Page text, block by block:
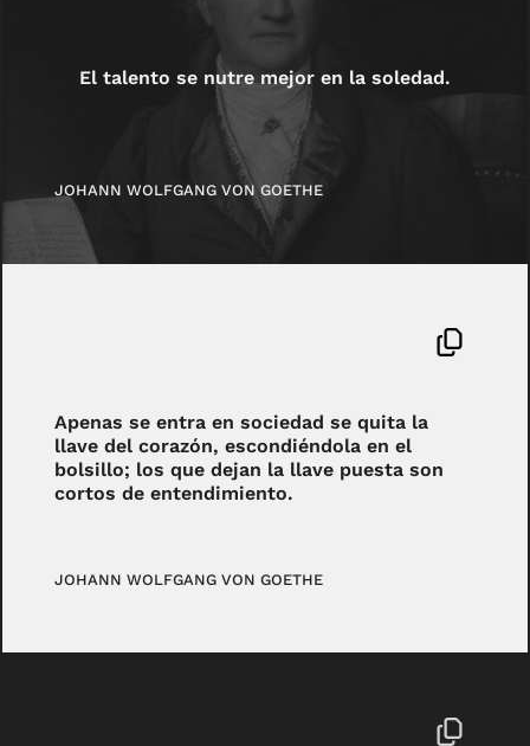
El talento se nutre mejor en la soledad.
JOHANN WOLFGANG VON GOETHE
Apenas se entra en sociedad se quita la
llave del corazón, escondiéndola en el
bolsillo; los que dejan la llave puesta son
cortos de entendimiento.
JOHANN WOLFGANG VON GOETHE